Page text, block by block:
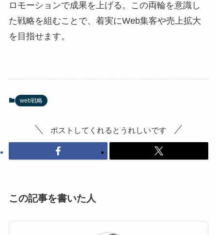
ロモーションで成果を上げる。この両輪を意識し
た戦略を組むことで、着実にWeb集客や売上拡大
を目指せます。
web戦略
ポストしてくれるとうれしいです
この記事を書いた人